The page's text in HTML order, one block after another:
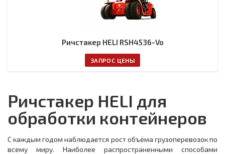
Ричстакер HELI RSH4536-Vo
ЗАПРОС ЦЕНЫ
Ричстакер HELI для
обработки контейнеров
С каждым годом наблюдается рост объёма грузоперевозок по
всему миру. Наиболее распространенными способами